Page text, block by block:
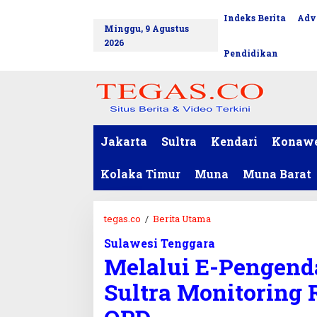
Minggu, 9 Agustus
2026
Indeks Berita
Pendidikan
Jakarta Sultra Kendari
Kolaka Timur Muna Muna Barat
tegas.co / Berita Utama
l
u
i
Sulawesi Tenggara
Melalui E-
Sultra Monitoring